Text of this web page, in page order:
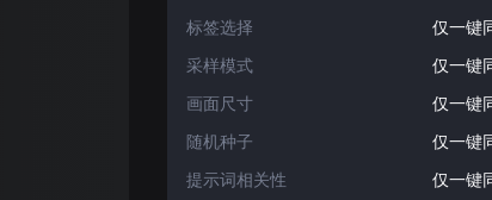
标签选择
仅一键
采样模式
仅一键
画面尺寸
仅一键
随机种子
仅一键
提示词相关性
仅一键